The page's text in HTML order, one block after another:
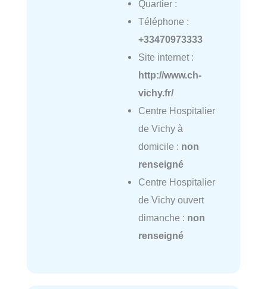
Quartier :
Téléphone :
+33470973333
Site internet :
http://www.ch-
vichy.fr/
Centre Hospitalier
de Vichy à
domicile : non
renseigné
Centre Hospitalier
de Vichy ouvert
dimanche : non
renseigné